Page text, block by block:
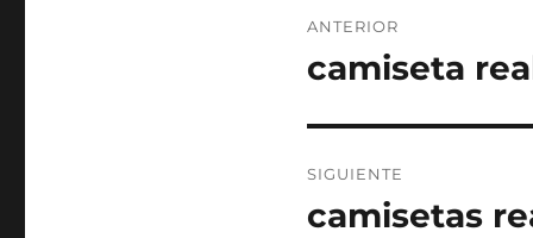
de
ANTERIOR
Entrada
camiseta
SIGUIENTE
Entrada
camisetas